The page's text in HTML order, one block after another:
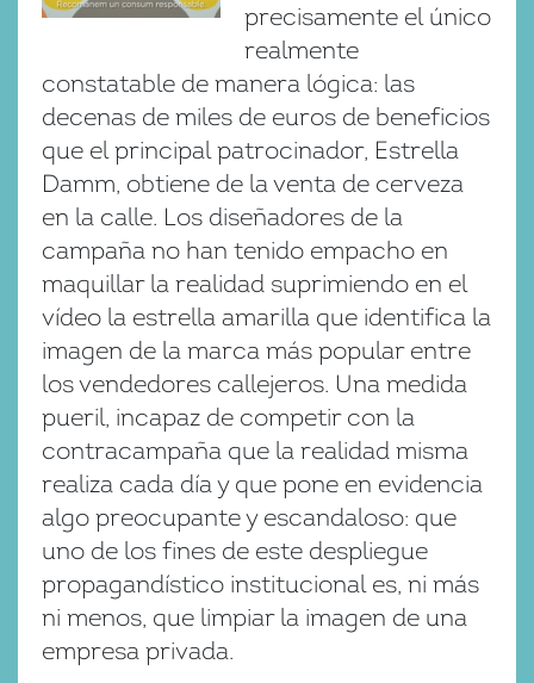
precisamente el único
realmente
constatable de manera lógica: las
decenas de miles de euros de beneficios
que el principal patrocinador, Estrella
Damm, obtiene de la venta de cerveza
en la calle. Los diseñadores de la
campaña no han tenido empacho en
maquillar la realidad suprimiendo en el
vídeo la estrella amarilla que identifica la
imagen de la marca más popular entre
los vendedores callejeros. Una medida
pueril, incapaz de competir con la
contracampaña que la realidad misma
realiza cada día y que pone en evidencia
algo preocupante y escandaloso: que
uno de los fines de este despliegue
propagandístico institucional es, ni más
ni menos, que limpiar la imagen de una
empresa privada.